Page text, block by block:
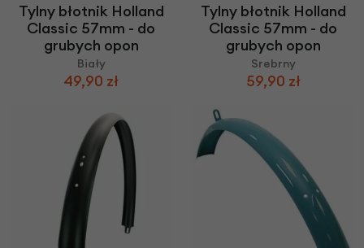
Tylny błotnik Holland
Classic 57mm - do
grubych opon
Biały
49,90 zł
Tylny błotnik Holland
Classic 57mm - do
grubych opon
Srebrny
59,90 zł